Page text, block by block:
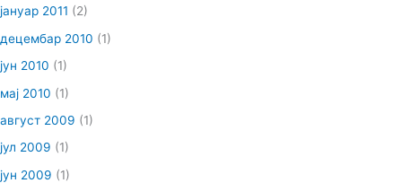
јануар 2011 (2)
децембар 2010 (1)
јун 2010 (1)
мај 2010 (1)
август 2009 (1)
јул 2009 (1)
јун 2009 (1)